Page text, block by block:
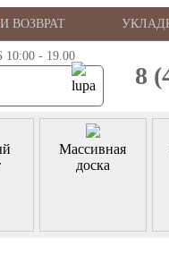
ВОЗВРАТ
- 19.00
8
Массивная
доска